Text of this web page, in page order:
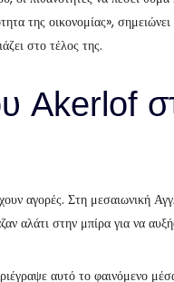
της οικονομίας»,
στο τέλος της.
Akerlof
αγορές. Στη μεσαιωνική
αλάτι στην μπίρα για να
αυτό το φαινόμενο